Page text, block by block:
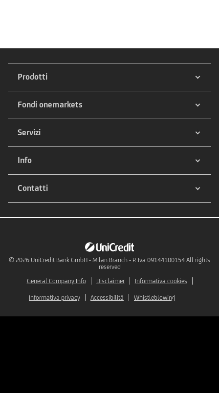
Prodotti
Fondi onemarkets
Servizi
Info
Contatti
© 2026 UniCredit Bank GmbH - Milan Branch - P. Iva 09144100154 All rights
reserved
General Company Info
Disclaimer Informativa cookies
Informativa privacy Accessibilità Whistleblowing